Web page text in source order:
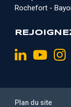
Rochefort -
Plan du site